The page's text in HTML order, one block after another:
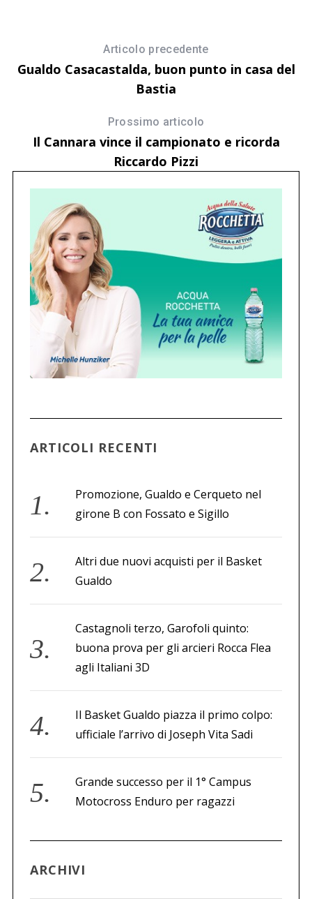
Articolo precedente
Gualdo Casacastalda, buon punto in casa del
Bastia
Prossimo articolo
Il Cannara vince il campionato e ricorda
Riccardo Pizzi
ARTICOLI RECENTI
Promozione, Gualdo e Cerqueto nel
girone B con Fossato e Sigillo
Altri due nuovi acquisti per il Basket
Gualdo
Castagnoli terzo, Garofoli quinto:
buona prova per gli arcieri Rocca Flea
agli Italiani 3D
Il Basket Gualdo piazza il primo colpo:
ufficiale l’arrivo di Joseph Vita Sadi
Grande successo per il 1° Campus
Motocross Enduro per ragazzi
ARCHIVI